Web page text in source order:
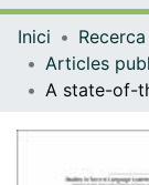
Inici Recerca